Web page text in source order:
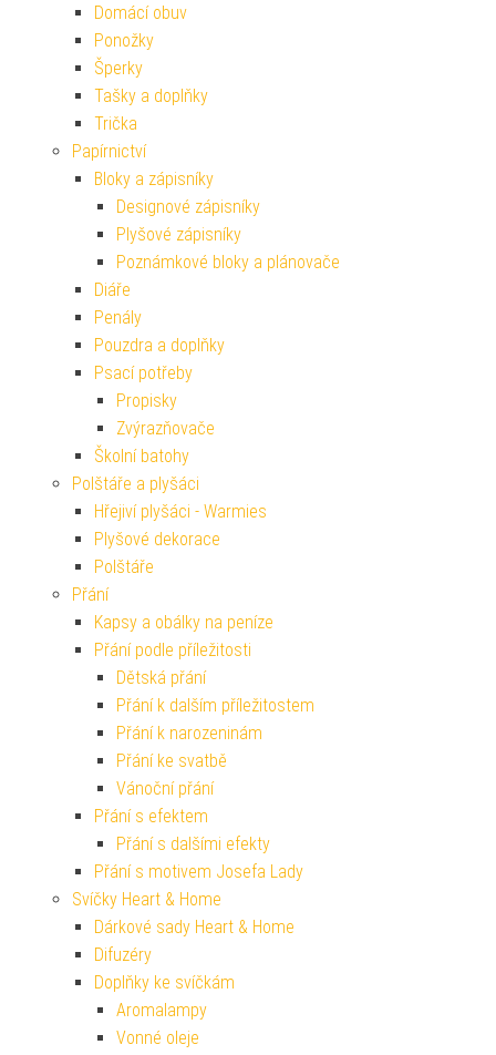
Domácí obuv
Ponožky
Šperky
Tašky a doplňky
Trička
Papírnictví
Bloky a zápisníky
Designové zápisníky
Plyšové zápisníky
Poznámkové bloky a plánovače
Diáře
Penály
Pouzdra a doplňky
Psací potřeby
Propisky
Zvýrazňovače
Školní batohy
Polštáře a plyšáci
Hřejiví plyšáci - Warmies
Plyšové dekorace
Polštáře
Přání
Kapsy a obálky na peníze
Přání podle příležitosti
Dětská přání
Přání k dalším příležitostem
Přání k narozeninám
Přání ke svatbě
Vánoční přání
Přání s efektem
Přání s dalšími efekty
Přání s motivem Josefa Lady
Svíčky Heart & Home
Dárkové sady Heart & Home
Difuzéry
Doplňky ke svíčkám
Aromalampy
Vonné oleje